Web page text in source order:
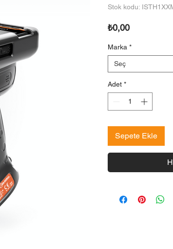
Stok kodu:
₺0,00Fiyat
Marka *
Seç
Adet *
Sepete Ekle